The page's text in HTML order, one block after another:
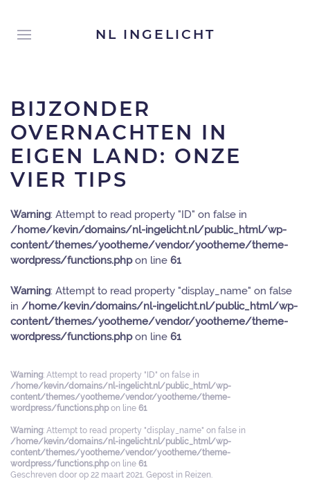
NL INGELICHT
BIJZONDER
OVERNACHTEN IN
EIGEN LAND: ONZE
VIER TIPS
Warning: Attempt to read property "ID" on false in
/home/kevin/domains/nl-ingelicht.nl/public_html/wp-
content/themes/yootheme/vendor/yootheme/theme-
wordpress/functions.phpon line 61
Warning: Attempt to read property "display_name" on false
in /home/kevin/domains/nl-ingelicht.nl/public_html/wp-
content/themes/yootheme/vendor/yootheme/theme-
wordpress/functions.phpon line 61
Warning: Attempt to read property "ID" on false in
/home/kevin/domains/nl-ingelicht.nl/public_html/wp-
content/themes/yootheme/vendor/yootheme/theme-
wordpress/functions.phpon line 61
Warning: Attempt to read property "display_name" on false in
/home/kevin/domains/nl-ingelicht.nl/public_html/wp-
content/themes/yootheme/vendor/yootheme/theme-
wordpress/functions.phpon line 61
Geschreven door op 22 maart 2021. Gepost in Reizen.